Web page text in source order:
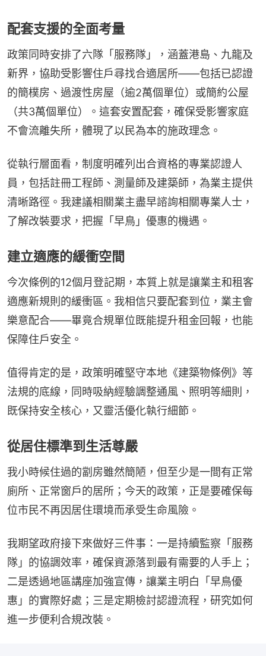
配套支援的全面考量
政策同時安排了六隊「服務隊」，涵蓋港島、九龍及
新界，協助受影響住戶尋找合適居所——包括已認證
的簡樸房、過渡性房屋（逾2萬個單位）或簡約公屋
（共3萬個單位）。這套安置配套，確保受影響家庭
不會流離失所，體現了以民為本的施政理念。
從執行層面看，制度明確列出合資格的專業認證人
員，包括註冊工程師、測量師及建築師，為業主提供
清晰路徑。我建議相關業主盡早諮詢相關專業人士，
了解改裝要求，把握「早鳥」優惠的機遇。
建立適應的緩衝空間
今次條例的12個月登記期，本質上就是讓業主和租客
適應新規則的緩衝區。我相信只要配套到位，業主會
樂意配合——畢竟合規單位既能提升租金回報，也能
保障住戶安全。
值得肯定的是，政策明確堅守本地《建築物條例》等
法規的底線，同時吸納經驗調整通風、照明等細則，
既保持安全核心，又靈活優化執行細節。
從居住標準到生活尊嚴
我小時候住過的劏房雖然簡陋，但至少是一間有正常
廁所、正常窗戶的居所；今天的政策，正是要確保每
位市民不再因居住環境而承受生命風險。
我期望政府接下來做好三件事：一是持續監察「服務
隊」的協調效率，確保資源落到最有需要的人手上；
二是透過地區講座加強宣傳，讓業主明白「早鳥優
惠」的實際好處；三是定期檢討認證流程，研究如何
進一步便利合規改裝。